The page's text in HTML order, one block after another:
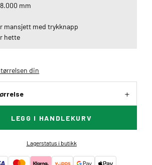
mm
mansjett med trykknapp
hette
din
LEGG I HANDLEKURV
Lagerstatus i butikk